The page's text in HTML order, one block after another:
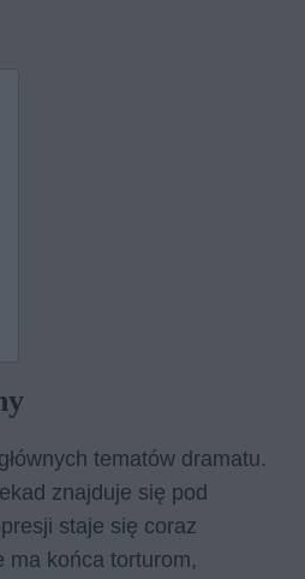
tematów dramatu.
znajduje się pod
staje się coraz
ma końca torturom,